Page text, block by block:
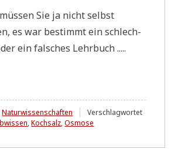
Sie ja nicht selbst
es war bestimmt ein schlech­
ein fal­sches Lehrbuch .....
Naturwissenschaften
Verschlagwortet
,Kochsalz,Osmose